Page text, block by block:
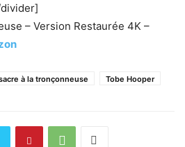
– Version Restaurée 4K –
à la tronçonneuse Tobe Hooper